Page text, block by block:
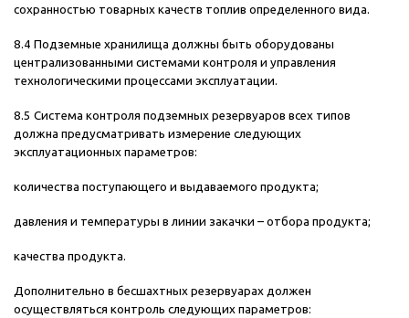
сохранностью товарных качеств топлив определенного вида.
8.4 Подземные хранилища должны быть оборудованы
централизованными системами контроля и управления
технологическими процессами эксплуатации.
8.5 Система контроля подземных резервуаров всех типов
должна предусматривать измерение следующих
эксплуатационных параметров:
количества поступающего и выдаваемого продукта;
давления и температуры в линии закачки – отбора продукта;
качества продукта.
Дополнительно в бесшахтных резервуарах должен
осуществляться контроль следующих параметров: